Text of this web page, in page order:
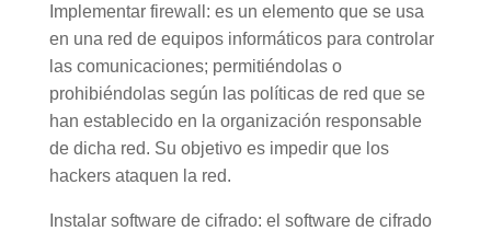
Implementar firewall: es un elemento que se usa
en una red de equipos informáticos para controlar
las comunicaciones; permitiéndolas o
prohibiéndolas según las políticas de red que se
han establecido en la organización responsable
de dicha red. Su objetivo es impedir que los
hackers ataquen la red.
Instalar software de cifrado: el software de cifrado